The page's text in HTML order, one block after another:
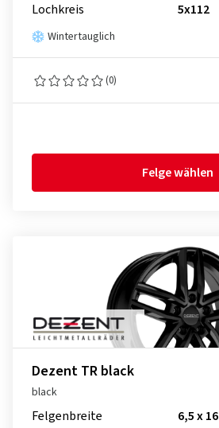
Lochkreis
5x112
Wintertauglich
(0)
Felge wählen
Dezent TR black
black
Felgenbreite
6,5 x 16